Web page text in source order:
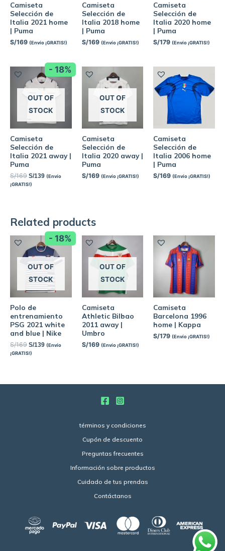
Camiseta
Selección de
Italia 2021 home
| Puma
S/169 (Envío ¡GRATIS!)
Camiseta
Selección de
Italia 2018 home
| Puma
S/169 (Envío ¡GRATIS!)
Camiseta
Selección de
Italia 2020 home
| Puma
S/179 (Envío ¡GRATIS!)
- 18%
OUT OF
STOCK
Camiseta
Selección de
Italia 2021 away |
Puma
S/169 S/139 (Envío
¡GRATIS!)
OUT OF
STOCK
Camiseta
Selección de
Italia 2020 away |
Puma
S/169 (Envío ¡GRATIS!)
Camiseta
Selección de
Italia 2006 home
| Puma
S/169 (Envío ¡GRATIS!)
Related products
- 18%
OUT OF
STOCK
Polo de
entrenamiento
PSG 2021 white
and blue | Nike
S/169 S/139 (Envío
¡GRATIS!)
OUT OF
STOCK
Camiseta
Athletic Bilbao
2011 away |
Umbro
S/169 (Envío ¡GRATIS!)
Camiseta
Barcelona 1996
home | Kappa
S/179 (Envío ¡GRATIS!)
términos y condiciones
Cupón de descuento
Preguntas frecuentes
Información sobre productos
Cuidado de tus prendas
Contáctanos